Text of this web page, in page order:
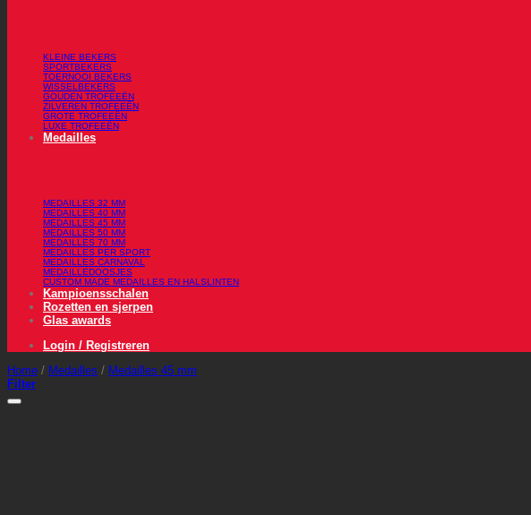
KLEINE BEKERS
SPORTBEKERS
TOERNOOI BEKERS
WISSELBEKERS
GOUDEN TROFEEËN
ZILVEREN TROFEEËN
GROTE TROFEEËN
LUXE TROFEEËN
Medailles
MEDAILLES 32 MM
MEDAILLES 40 MM
MEDAILLES 45 MM
MEDAILLES 50 MM
MEDAILLES 70 MM
MEDAILLES PER SPORT
MEDAILLES CARNAVAL
MEDAILLEDOOSJES
CUSTOM MADE MEDAILLES EN HALSLINTEN
Kampioensschalen
Rozetten en sjerpen
Glas awards
Login / Registreren
Home / Medailles / Medailles 45 mm
Filter